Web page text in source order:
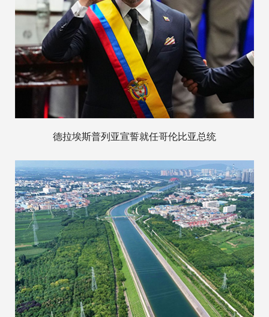
德拉埃斯普列亚宣誓就任哥伦比亚总统